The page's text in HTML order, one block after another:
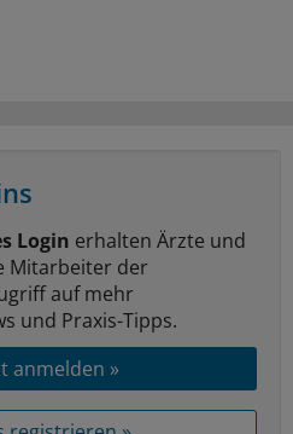
Login erhalten Ärzte und
Mitarbeiter der
auf mehr
und Praxis-Tipps.
anmelden »